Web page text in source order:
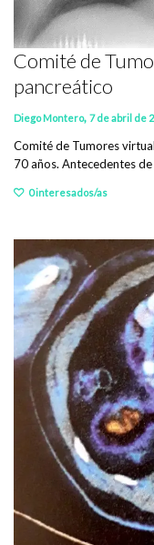
Comité de
pancreático
Diego Montero, 7 de abril de
Comité de Tumores
70 años. Antecedentes
0interesados/as